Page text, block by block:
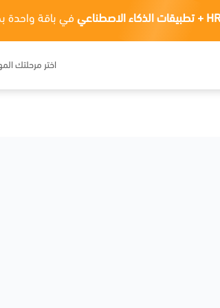
في باقة واحدة
اختر مرحلتك